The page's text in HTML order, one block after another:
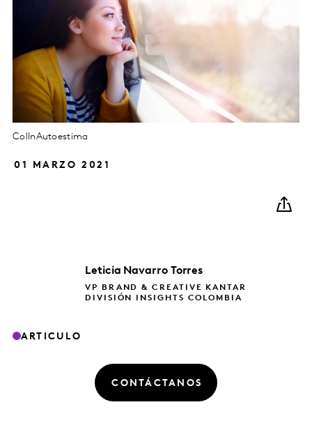
ColInAutoestima
01 MARZO 2021
Leticia Navarro Torres
VP BRAND & CREATIVE KANTAR
DIVISIÓN INSIGHTS COLOMBIA
ARTICULO
CONTÁCTANOS